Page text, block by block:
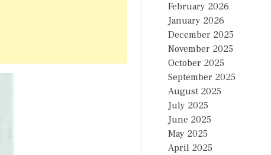
February 2026
January 2026
December 2025
November 2025
October 2025
September 2025
August 2025
July 2025
June 2025
May 2025
April 2025